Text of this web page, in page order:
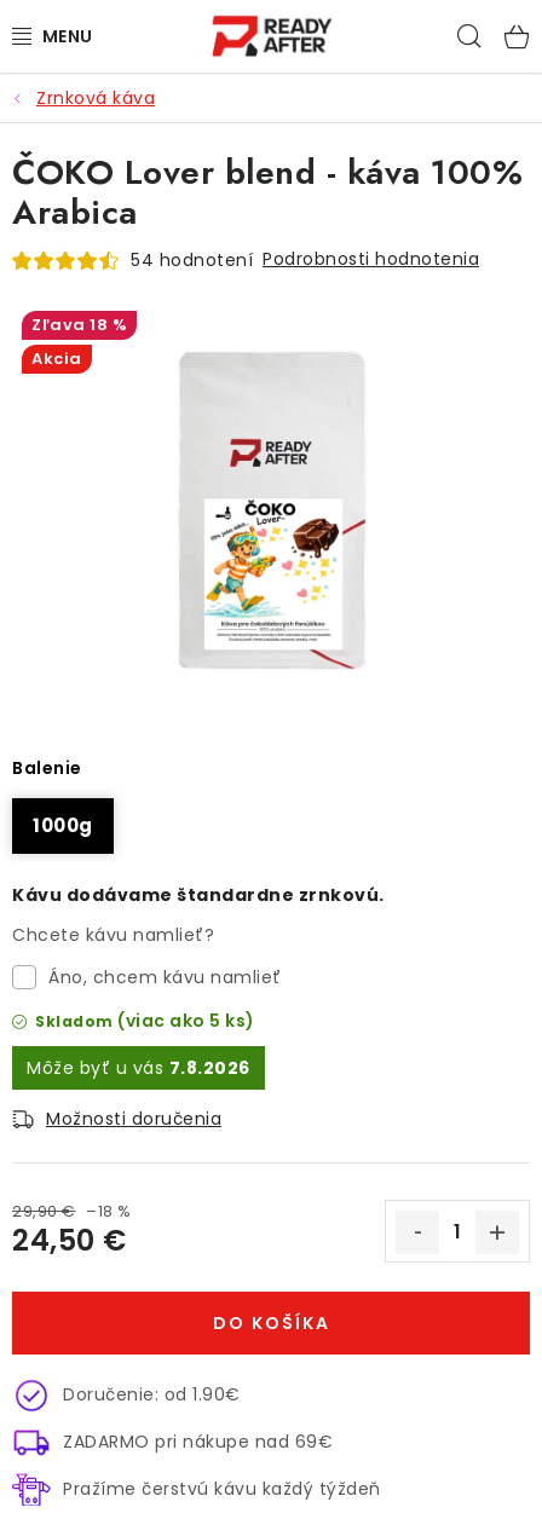
na
KÁVA
SYPANÉ ČAJE
CASCARA
POCHUTINY
DARČEKOVÉ BALENIA
Ako vybrať kávu
Kontakt
Zrnková káva
Balenie
1000g
Kávu dodávame štandardne zrnkovú.
Chcete kávu namlieť?
Áno, chcem kávu namlieť
Skladom (viac ako 5 ks)
7.8.2026
Možnosti doručenia
29,90 € –18 %
24,50 €
DO KOŠÍKA
Doručenie: od 1.90€
ZADARMO pri nákupe nad 69€
Pražíme čerstvú kávu každý týždeň
ČOKO Lover blend - káva 100%
Arabica
54 hodnotení Podrobnosti hodnotenia
18 %
Akcia